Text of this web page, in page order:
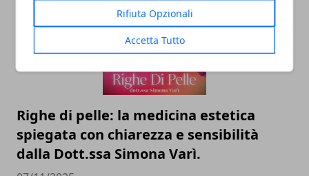
Rifiuta Opzionali
Accetta Tutto
Righe di pelle: la medicina estetica
spiegata con chiarezza e sensibilità
dalla Dott.ssa Simona Varì.